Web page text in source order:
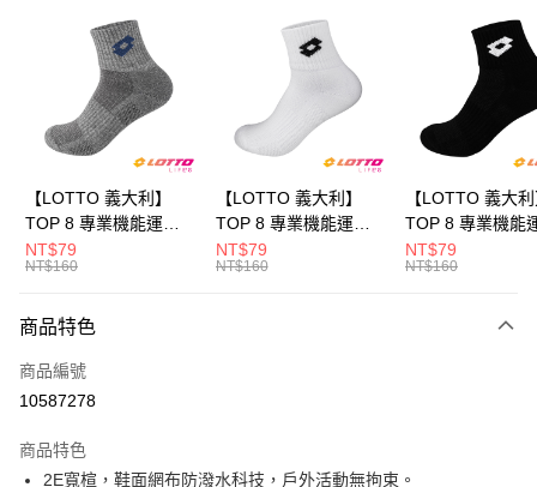
Apple Pay
悠遊付
ATM付款
付款後全家取貨
每筆NT$80，滿NT$1,500(含以上)免運費
付款後萊爾富取貨
每筆NT$80，滿NT$3,000(含以上)免運費
付款後7-11取貨
【LOTTO 義大利】
TOP 8 專業機能運動
襪-加大款(灰藍-
LT9CMW8308)
NT$79
NT$160
【LOTTO 義大利】
TOP 8 專業機能運動
襪-加大款(白/黑-
LT9CMW8309)
NT$79
NT$160
【LOTTO 義大
TOP 8 專業機能
襪-加大款(黑/白-
LT9CMW8300)
NT$79
NT$160
商品特色
商品編號
10587278
商品特色
2E寬楦，鞋面網布防潑水科技，戶外活動無拘束。